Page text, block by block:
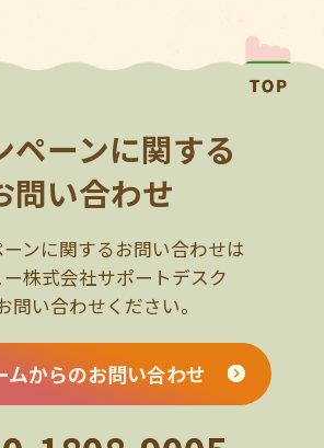
ペーンに関する
問い合わせ
ンに関するお問い合わせは
株式会社サポートデスク
問い合わせください。
ムからのお問い合わせ